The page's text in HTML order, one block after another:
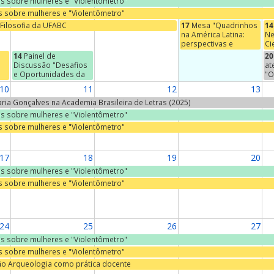
sobre mulheres e "Violentômetro"
da UFABC 17 Mesa "Quadrinhos
na América Latina:
perspectivas e
abordagens"
14
14 Painel de
Discussão "Desafios
e Oportunidades da
Destinação Adequada
de Resíduos Sólidos"
20
10 11 12 13
Gonçalves na Academia Brasileira de Letras (2025)
sobre mulheres e "Violentômetro"
sobre mulheres e "Violentômetro"
17 18 19 20
sobre mulheres e "Violentômetro"
sobre mulheres e "Violentômetro"
24 25 26 27
sobre mulheres e "Violentômetro"
sobre mulheres e "Violentômetro"
Arqueologia como prática docente